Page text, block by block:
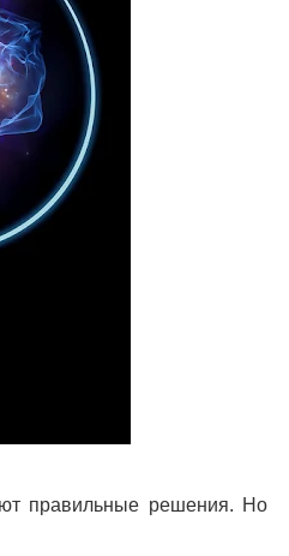
правильные решения. Но